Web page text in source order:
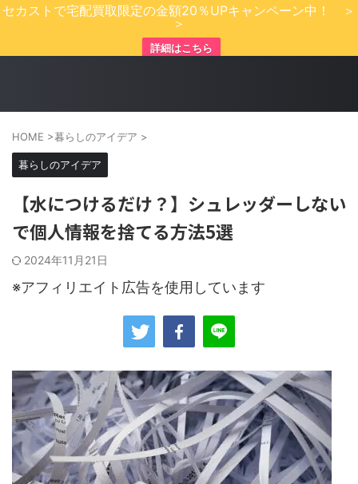
セカストで宅配買取限定の金額20％UPキャンペーン中！ ＞
＞
詳細はこちら
HOME >暮らしのアイデア >
暮らしのアイデア
【水につけるだけ？】シュレッダーしない
で個人情報を捨てる方法5選
2024年11月21日
※アフィリエイト広告を使用しています